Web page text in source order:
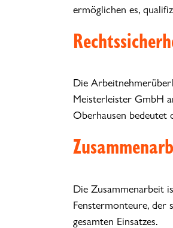
ermöglichen es,
Die
Meisterleister GmbH
Oberhausen bedeutet
Die Zusammenarbeit
Fenstermonteure, der
gesamten Einsatzes.